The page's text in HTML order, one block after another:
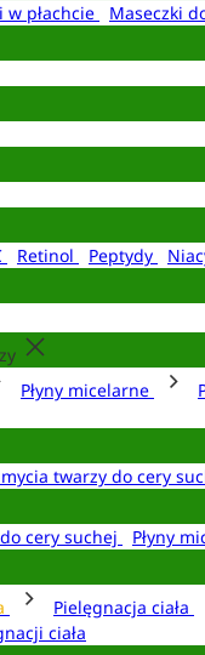
w płachcie Maseczki
Retinol Peptydy
Płyny micelarne
twarzy do cery
cery suchej
Płyny
Pielęgnacja ciała
ciała